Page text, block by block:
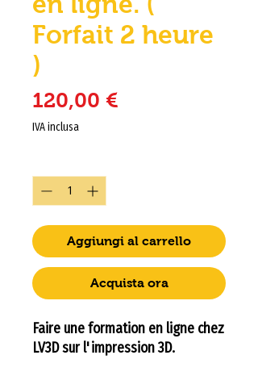
Forfait 2 heure
)
120,00 €
IVA inclusa
Aggiungi al carrello
Acquista ora
Faire une formation en ligne chez
LV3D sur l'impression 3D.